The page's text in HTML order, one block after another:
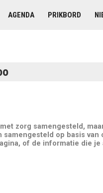
AGENDA PRIKBORD
zorg samengesteld,
samengesteld op basis
of de informatie die